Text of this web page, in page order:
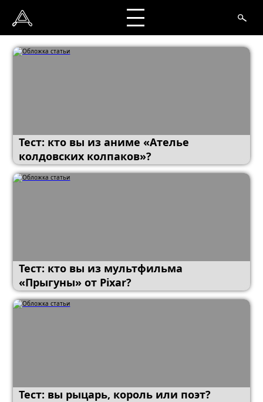
Тест: кто вы из аниме «Ателье
колдовских колпаков»?
Тест: кто вы из мультфильма
«Прыгуны» от Pixar?
Тест: вы рыцарь, король или поэт?